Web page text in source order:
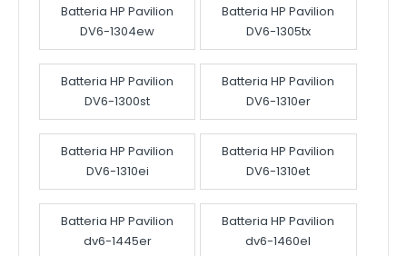
Batteria HP Pavilion
DV6-1304ew
Batteria HP Pavilion
DV6-1305tx
Batteria HP Pavilion
DV6-1300st
Batteria HP Pavilion
DV6-1310er
Batteria HP Pavilion
DV6-1310ei
Batteria HP Pavilion
DV6-1310et
Batteria HP Pavilion
dv6-1445er
Batteria HP Pavilion
dv6-1460el